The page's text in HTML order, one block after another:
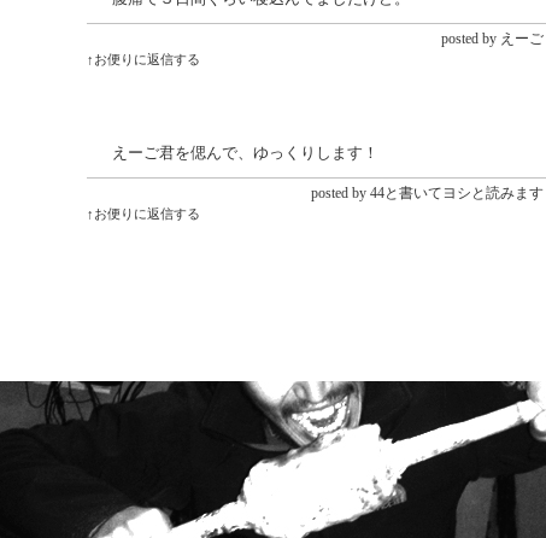
posted by えーご |
↑お便りに返信する
えーご君を偲んで、ゆっくりします！
posted by 44と書いてヨシと読みます |
↑お便りに返信する